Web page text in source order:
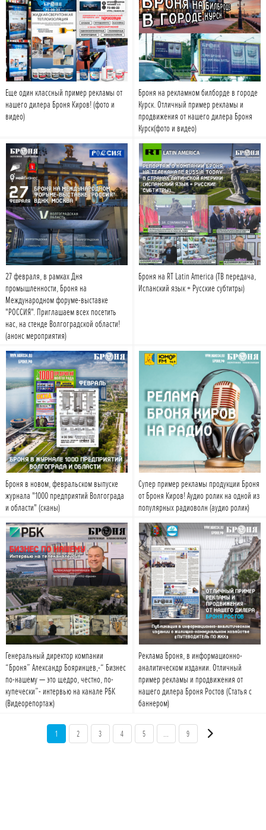
Подробнее
Еще один классный пример рекламы от
нашего дилера Броня Киров! (фото и
видео)
Подробнее
Броня на рекламном билборде в городе
Курск. Отличный пример рекламы и
продвижения от нашего дилера Броня
Курск(фото и видео)
Подробнее
27 февраля, в рамках Дня
промышленности, Броня на
Международном форуме-выставке
"РОССИЯ". Приглашаем всех посетить
нас, на стенде Волгоградской области!
(анонс мероприятия)
Подробнее
Броня на RT Latin America (ТВ передача,
Испанский язык + Русские субтитры)
Подробнее
Броня в новом, февральском выпуске
журнала "1000 предприятий Волгограда
и области" (сканы)
Подробнее
Супер пример рекламы продукции Броня
от Броня Киров! Аудио ролик на одной из
популярных радиоволн (аудио ролик)
Подробнее
Генеральный директор компании
“Броня” Александр Бояринцев,-“ Бизнес
по-нашему — это щедро, честно, по-
купечески”- интервью на канале РБК
(Видеорепортаж)
Подробнее
Реклама Броня, в информационно-
аналитическом издании. Отличный
пример рекламы и продвижения от
нашего дилера Броня Ростов (Статья с
баннером)
1 2 3 4 5 ... 9